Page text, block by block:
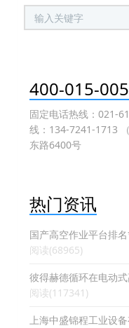
400-015-
固定电话热线：021-
线：134-7241-1713
东路6400号
热门资讯
国产高空作业平台排
阅读(68965)
彼得赫德循环在电动
阅读(117341)
上海中盛锦程工业设